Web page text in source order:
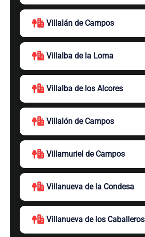
Villalán de Campos
Villalba de la Loma
Villalba de los Alcores
Villalón de Campos
Villamuriel de Campos
Villanueva de la Condesa
Villanueva de los Caballeros